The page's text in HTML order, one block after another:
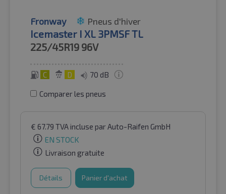
Fronway Pneus d'hiver
Icemaster I XL 3PMSF TL
225/45R19 96V
C D 70 dB
Comparer les pneus
€ 67.79 TVA incluse par Auto-Raifen GmbH
EN STOCK
Livraison gratuite
Détails Panier d'achat